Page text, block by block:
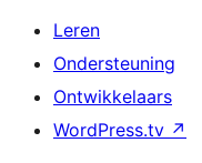
Leren
Ondersteuning
Ontwikkelaars
WordPress.tv ↗